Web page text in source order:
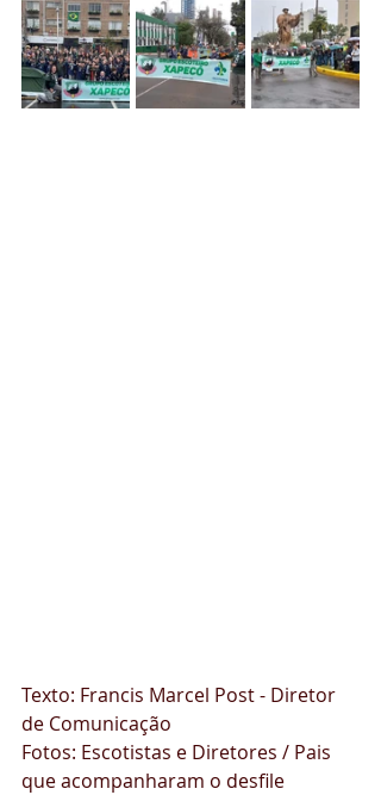
Texto: Francis Marcel Post - Diretor
de Comunicação
Fotos: Escotistas e Diretores / Pais
que acompanharam o desfile